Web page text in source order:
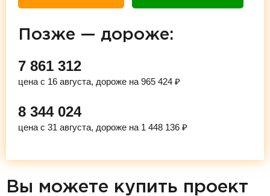
Позже — дороже:
7 861 312
цена с 16 августа, дороже на 965 424 ₽
8 344 024
цена с 31 августа, дороже на 1 448 136 ₽
Вы можете купить проект